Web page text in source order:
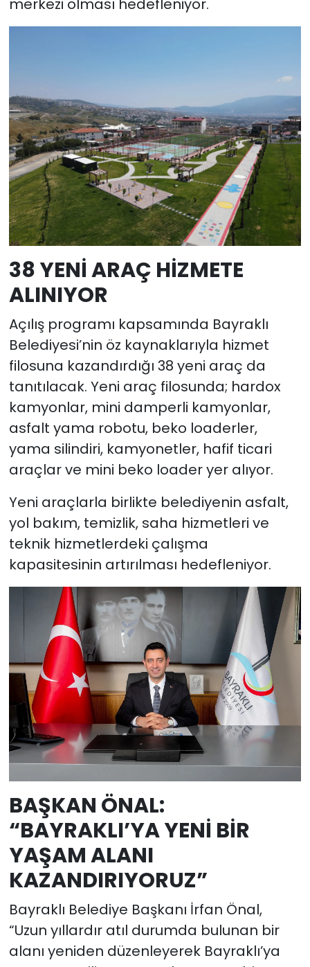
merkezi olması hedefleniyor.
38 YENİ ARAÇ HİZMETE
ALINIYOR
Açılış programı kapsamında Bayraklı
Belediyesi’nin öz kaynaklarıyla hizmet
filosuna kazandırdığı 38 yeni araç da
tanıtılacak. Yeni araç filosunda; hardox
kamyonlar, mini damperli kamyonlar,
asfalt yama robotu, beko loaderler,
yama silindiri, kamyonetler, hafif ticari
araçlar ve mini beko loader yer alıyor.
Yeni araçlarla birlikte belediyenin asfalt,
yol bakım, temizlik, saha hizmetleri ve
teknik hizmetlerdeki çalışma
kapasitesinin artırılması hedefleniyor.
BAŞKAN ÖNAL:
“BAYRAKLI’YA YENİ BİR
YAŞAM ALANI
KAZANDIRIYORUZ”
Bayraklı Belediye Başkanı İrfan Önal,
“Uzun yıllardır atıl durumda bulunan bir
alanı yeniden düzenleyerek Bayraklı’ya